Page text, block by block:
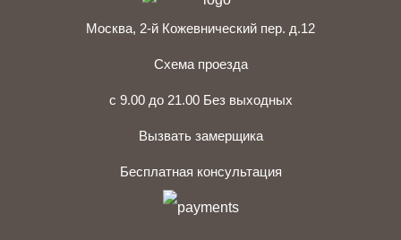
Москва, 2-й Кожевнический пер. д.12
Схема проезда
с 9.00 до 21.00 Без выходных
Вызвать замерщика
Бесплатная консультация